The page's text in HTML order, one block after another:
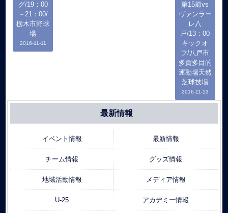
グ/19：00
～21：00/
栃木市野球
場
2016-11-11
第15節vs
ヴァンラー
レ八
戸/13：00
キックオ
フ/八戸市
多賀多目的
運動場天然
芝球技場
2016-11-13
最新情報
イベント情報 最新情報
チーム情報 グッズ情報
地域活動情報 メディア情報
U-25 アカデミー情報